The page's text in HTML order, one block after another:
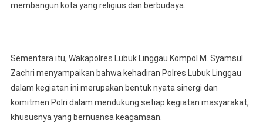
membangun kota yang religius dan berbudaya.
Sementara itu, Wakapolres Lubuk Linggau Kompol M. Syamsul
Zachri menyampaikan bahwa kehadiran Polres Lubuk Linggau
dalam kegiatan ini merupakan bentuk nyata sinergi dan
komitmen Polri dalam mendukung setiap kegiatan masyarakat,
khususnya yang bernuansa keagamaan.